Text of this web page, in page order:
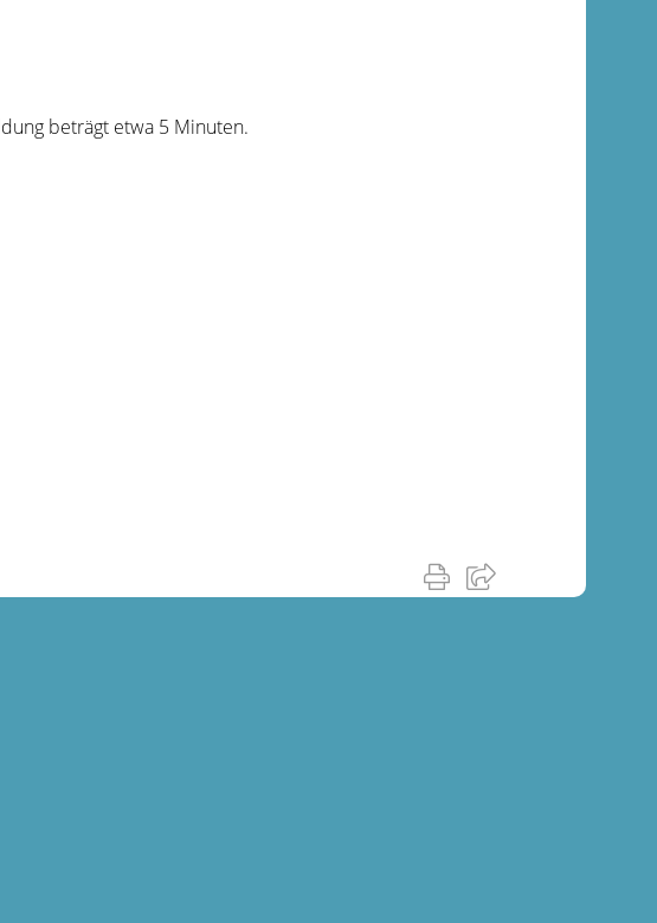
beträgt etwa 5 Minuten.